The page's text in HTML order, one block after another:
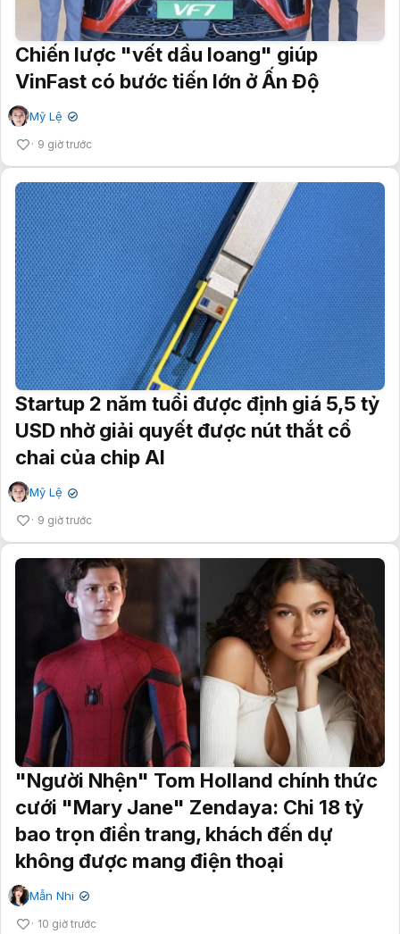
Chiến lược "vết dầu loang" giúp
VinFast có bước tiến lớn ở Ấn Độ
Mỹ Lệ ✔
9 giờ trước
Startup 2 năm tuổi được định giá 5,5 tỷ
USD nhờ giải quyết được nút thắt cổ
chai của chip AI
Mỹ Lệ ✔
9 giờ trước
"Người Nhện" Tom Holland chính thức
cưới "Mary Jane" Zendaya: Chi 18 tỷ
bao trọn điền trang, khách đến dự
không được mang điện thoại
Mẫn Nhi ✔
10 giờ trước